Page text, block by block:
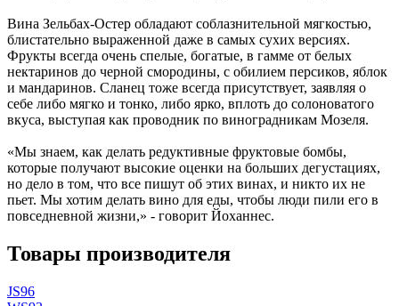
Вина Зельбах-Остер обладают соблазнительной мягкостью,
блистательно выраженной даже в самых сухих версиях.
Фрукты всегда очень спелые, богатые, в гамме от белых
нектаринов до черной смородины, с обилием персиков, яблок
и мандаринов. Сланец тоже всегда присутствует, заявляя о
себе либо мягко и тонко, либо ярко, вплоть до солоноватого
вкуса, выступая как проводник по виноградникам Мозеля.
«Мы знаем, как делать редуктивные фруктовые бомбы,
которые получают высокие оценки на больших дегустациях,
но дело в том, что все пишут об этих винах, и никто их не
пьет. Мы хотим делать вино для еды, чтобы люди пили его в
повседневной жизни,» - говорит Йоханнес.
Товары производителя
JS96